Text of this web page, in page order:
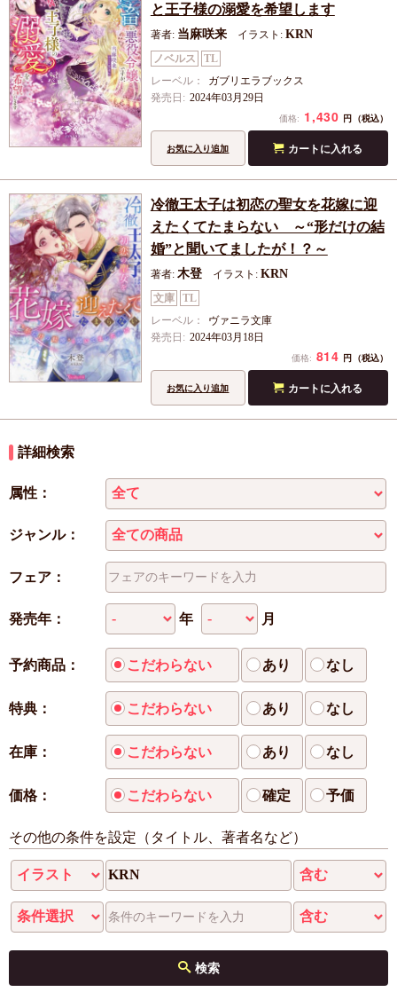
と王子様の溺愛を希望します
著者: 当麻咲来 イラスト: KRN
ノベルス
TL
レーベル：
ガブリエラブックス
発売日: 2024年03月29日
価格: 1,430 円 （税込）
カートに入れる
お気に入り追加
冷徹王太子は初恋の聖女を花嫁に迎
えたくてたまらない ～“形だけの結
婚”と聞いてましたが！？～
著者: 木登 イラスト: KRN
文庫
TL
レーベル：
ヴァニラ文庫
発売日: 2024年03月18日
価格: 814 円 （税込）
カートに入れる
お気に入り追加
詳細検索
属性：
ジャンル：
フェア：
発売年： 年 月
予約商品： こだわらない あり なし
特典： こだわらない あり なし
在庫： こだわらない あり なし
価格： こだわらない 確定 予価
その他の条件を設定（タイトル、著者名など）
検索